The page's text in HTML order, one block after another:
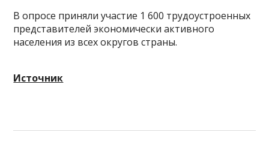
В опросе приняли участие 1 600 трудоустроенных
представителей экономически активного
населения из всех округов страны.
Источник